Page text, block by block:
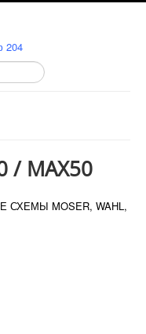
204
/ MAX50
MOSER, WAHL,